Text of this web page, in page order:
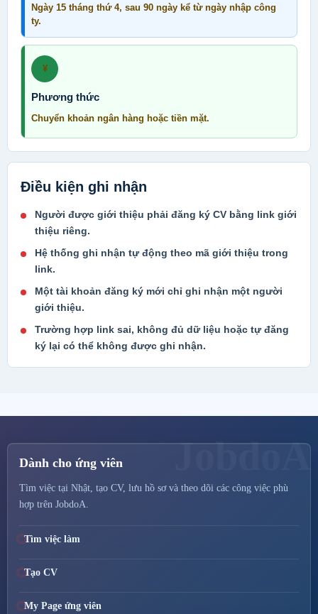
Ngày 15 tháng thứ 4, sau 90 ngày kể từ ngày nhập công
ty.
¥
Phương thức
Chuyển khoản ngân hàng hoặc tiền mặt.
Điều kiện ghi nhận
Người được giới thiệu phải đăng ký CV bằng link giới
thiệu riêng.
Hệ thống ghi nhận tự động theo mã giới thiệu trong
link.
Một tài khoản đăng ký mới chỉ ghi nhận một người
giới thiệu.
Trường hợp link sai, không đủ dữ liệu hoặc tự đăng
ký lại có thể không được ghi nhận.
Dành cho ứng viên
Tìm việc tại Nhật, tạo CV, lưu hồ sơ và theo dõi các công việc phù
hợp trên JobdoA.
Tìm việc làm
Tạo CV
My Page ứng viên